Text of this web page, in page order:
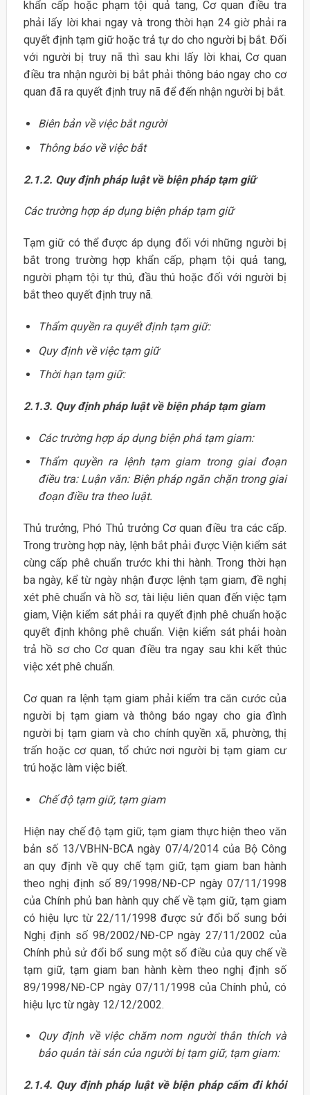
khẩn cấp hoặc phạm tội quả tang, Cơ quan điều tra
phải lấy lời khai ngay và trong thời hạn 24 giờ phải ra
quyết định tạm giữ hoặc trả tự do cho người bị bắt. Đối
với người bị truy nã thì sau khi lấy lời khai, Cơ quan
điều tra nhận người bị bắt phải thông báo ngay cho cơ
quan đã ra quyết định truy nã để đến nhận người bị bắt.
Biên bản về việc bắt người
Thông báo về việc bắt
2.1.2. Quy định pháp luật về biện pháp tạm giữ
Các trường hợp áp dụng biện pháp tạm giữ
Tạm giữ có thể được áp dụng đối với những người bị
bắt trong trường hợp khẩn cấp, phạm tội quả tang,
người phạm tội tự thú, đầu thú hoặc đối với người bị
bắt theo quyết định truy nã.
Thẩm quyền ra quyết định tạm giữ:
Quy định về việc tạm giữ
Thời hạn tạm giữ:
2.1.3. Quy định pháp luật về biện pháp tạm giam
Các trường hợp áp dụng biện phá tạm giam:
Thẩm quyền ra lệnh tạm giam trong giai đoạn
điều tra: Luận văn: Biện pháp ngăn chặn trong giai
đoạn điều tra theo luật.
Thủ trưởng, Phó Thủ trưởng Cơ quan điều tra các cấp.
Trong trường hợp này, lệnh bắt phải được Viện kiểm sát
cùng cấp phê chuẩn trước khi thi hành. Trong thời hạn
ba ngày, kể từ ngày nhận được lệnh tạm giam, đề nghị
xét phê chuẩn và hồ sơ, tài liệu liên quan đến việc tạm
giam, Viện kiểm sát phải ra quyết định phê chuẩn hoặc
quyết định không phê chuẩn. Viện kiểm sát phải hoàn
trả hồ sơ cho Cơ quan điều tra ngay sau khi kết thúc
việc xét phê chuẩn.
Cơ quan ra lệnh tạm giam phải kiểm tra căn cước của
người bị tạm giam và thông báo ngay cho gia đình
người bị tạm giam và cho chính quyền xã, phường, thị
trấn hoặc cơ quan, tổ chức nơi người bị tạm giam cư
trú hoặc làm việc biết.
Chế độ tạm giữ, tạm giam
Hiện nay chế độ tạm giữ, tạm giam thực hiện theo văn
bản số 13/VBHN-BCA ngày 07/4/2014 của Bộ Công
an quy định về quy chế tạm giữ, tạm giam ban hành
theo nghị định số 89/1998/NĐ-CP ngày 07/11/1998
của Chính phủ ban hành quy chế về tạm giữ, tạm giam
có hiệu lực từ 22/11/1998 được sử đổi bổ sung bởi
Nghị định số 98/2002/NĐ-CP ngày 27/11/2002 của
Chính phủ sử đổi bổ sung một số điều của quy chế về
tạm giữ, tạm giam ban hành kèm theo nghị định số
89/1998/NĐ-CP ngày 07/11/1998 của Chính phủ, có
hiệu lực từ ngày 12/12/2002.
Quy định về việc chăm nom người thân thích và
bảo quản tài sản của người bị tạm giữ, tạm giam:
2.1.4. Quy định pháp luật về biện pháp cấm đi khỏi